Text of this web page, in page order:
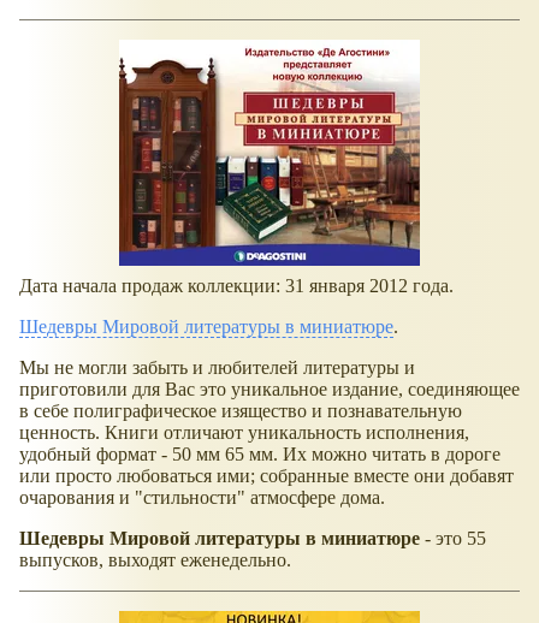
Дата начала продаж коллекции: 31 января 2012 года.
Шедевры Мировой литературы в миниатюре.
Мы не могли забыть и любителей литературы и
приготовили для Вас это уникальное издание, соединяющее
в себе полиграфическое изящество и познавательную
ценность. Книги отличают уникальность исполнения,
удобный формат - 50 мм 65 мм. Их можно читать в дороге
или просто любоваться ими; собранные вместе они добавят
очарования и "стильности" атмосфере дома.
Шедевры Мировой литературы в миниатюре - это 55
выпусков, выходят еженедельно.